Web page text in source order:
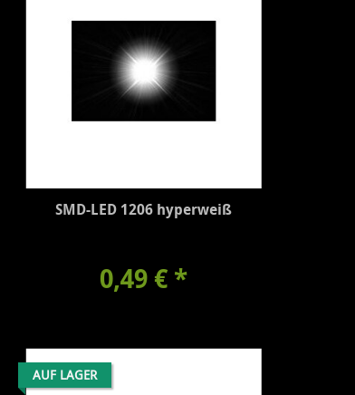
SMD-LED 1206 hyperweiß
0,49 € *
AUF LAGER